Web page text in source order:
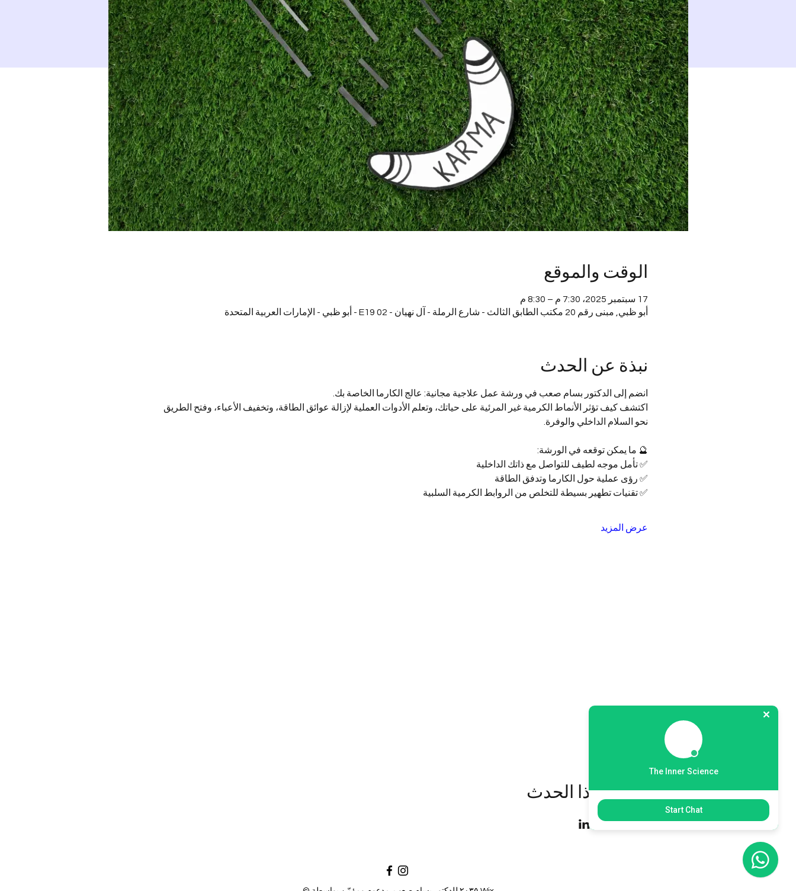
الوقت والموقع
17 سبتمبر 2025، 7:30 م – 8:30 م
أبو ظبي, مبنى رقم 20 مكتب الطابق الثالث - شارع الرملة - آل نهيان - E19 02 - أبو ظبي - الإمارات العربية المتحدة
نبذة عن الحدث
انضم إلى الدكتور بسام صعب في ورشة عمل علاجية مجانية: عالج الكارما الخاصة بك.
اكتشف كيف تؤثر الأنماط الكرمية غير المرئية على حياتك، وتعلم الأدوات العملية لإزالة عوائق الطاقة، وتخفيف الأعباء، وفتح الطريق
نحو السلام الداخلي والوفرة.
🔮 ما يمكن توقعه في الورشة:
✅ تأمل موجه لطيف للتواصل مع ذاتك الداخلية
✅ رؤى عملية حول الكارما وتدفق الطاقة
✅ تقنيات تطهير بسيطة للتخلص من الروابط الكرمية السلبية
عرض المزيد
شارِك هذا الحدث
The Inner Science
Start Chat